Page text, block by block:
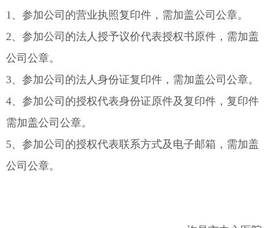
1、参加公司的营业执照复印件，需加盖公司公章。
2、参加公司的法人授予议价代表授权书原件，需加盖
公司公章。
3、参加公司的法人身份证复印件，需加盖公司公章。
4、参加公司的授权代表身份证原件及复印件，复印件
需加盖公司公章。
5、参加公司的授权代表联系方式及电子邮箱，需加盖
公司公章。